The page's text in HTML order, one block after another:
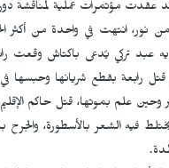
عقدت مؤتمرات عملية لمناقشة
نور، انتهت في واحدة من أكثر
عبد تركي يُدعى باكتاش وقعت
رابعة بقطع شريانها وحبسها
وحين علم بموتها، قتل حاكم
فيه الشعر بالأسطورة،